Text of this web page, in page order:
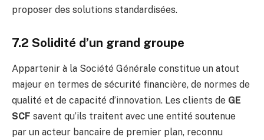
proposer des solutions standardisées.
7.2 Solidité d’un grand groupe
Appartenir à la Société Générale constitue un atout
majeur en termes de sécurité financière, de normes de
qualité et de capacité d’innovation. Les clients de GE
SCF savent qu’ils traitent avec une entité soutenue
par un acteur bancaire de premier plan, reconnu